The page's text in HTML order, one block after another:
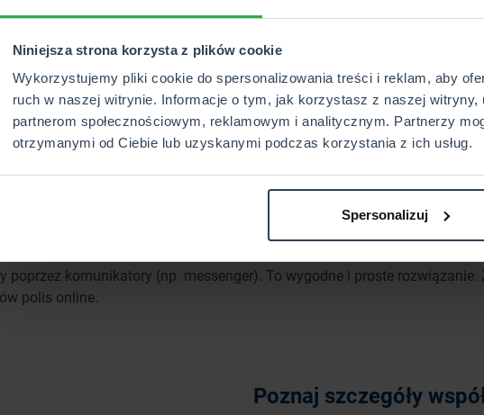
Niniejsza strona korzysta z plików cookie
Wykorzystujemy pliki cookie do spersonalizowania treści i reklam, aby
ruch w naszej witrynie. Informacje o tym, jak korzystasz z naszej
partnerom społecznościowym, reklamowym i analitycznym. Partnerzy
otrzymanymi od Ciebie lub uzyskanymi podczas korzystania z ich usług.
Spersonalizuj
oferty do głównej potrzeby.
polisy.
że dzięki wykorzystaniu systemu WebCUK Agent nie tylko szybko i
z modułu, który ułatwi nam dokonanie analizy potrzeb. Na podstawie
klient. Ponadto, dzięki ułatwieniom technologicznym nie skupia
Wszystko robi w jednym miejscu, wpisując dane klienta tylko
, a także na budowanie relacji, które zaprocentują w przyszłości. W efekcie
sprzedaży polis jest wykorzystanie
. Dzięki
i otrzymuje prowizję z każdej sprzedaży, która zostanie
poprzez komunikatory (np. messenger). To wygodne i proste
polis online.
Poznaj szczegóły